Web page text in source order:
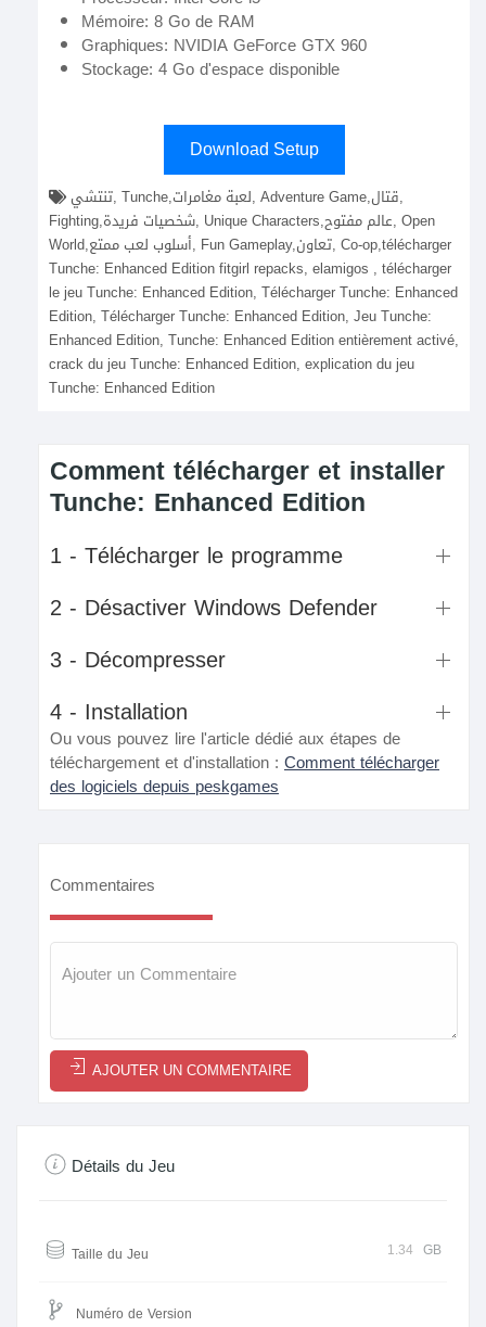
Mémoire: 8 Go de RAM
Graphiques: NVIDIA GeForce GTX 960
Stockage: 4 Go d'espace disponible
Download Setup
Fighting,شخصيات فريدة, Unique Characters,عالم مفتوح, Open
World,أسلوب لعب ممتع, Fun Gameplay,تعاون, Co-op,télécharger
Tunche: Enhanced Edition fitgirl repacks, elamigos , télécharger
le jeu Tunche: Enhanced Edition, Télécharger Tunche: Enhanced
Edition, Télécharger Tunche: Enhanced Edition, Jeu Tunche:
Enhanced Edition, Tunche: Enhanced Edition entièrement activé,
crack du jeu Tunche: Enhanced Edition, explication du jeu
Tunche: Enhanced Edition
Comment télécharger et installer
Tunche: Enhanced Edition
1 - Télécharger le programme
2 - Désactiver Windows Defender
3 - Décompresser
4 - Installation
Ou vous pouvez lire l'article dédié aux étapes de
téléchargement et d'installation : Comment télécharger
des logiciels depuis peskgames
Commentaires
AJOUTER UN COMMENTAIRE
Détails du Jeu
Taille du Jeu 1.34 GB
Numéro de Version